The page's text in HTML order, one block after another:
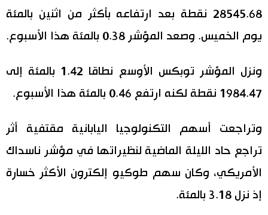
إعلان
28545.68 نقطة بعد ارتفاعه بأكثر من اثنين بالمئة
يوم الخميس. وصعد المؤشر 0.38 بالمئة هذا الأسبوع.
ونزل المؤشر توبكس الأوسع نطاقا 1.42 بالمئة إلى
1984.47 نقطة لكنه ارتفع 0.46 بالمئة هذا الأسبوع.
وتراجعت أسهم التكنولوجيا اليابانية مقتفية أثر
تراجع حاد الليلة الماضية لنظيراتها في مؤشر ناسداك
الأمريكي، وكان سهم طوكيو إلكترون الأكثر خسارة
إذ نزل 3.18 بالمئة.